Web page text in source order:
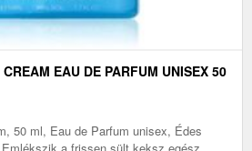
EAU DE PARFUM UNISEX 50
50 ml, Eau de Parfum unisex, Édes